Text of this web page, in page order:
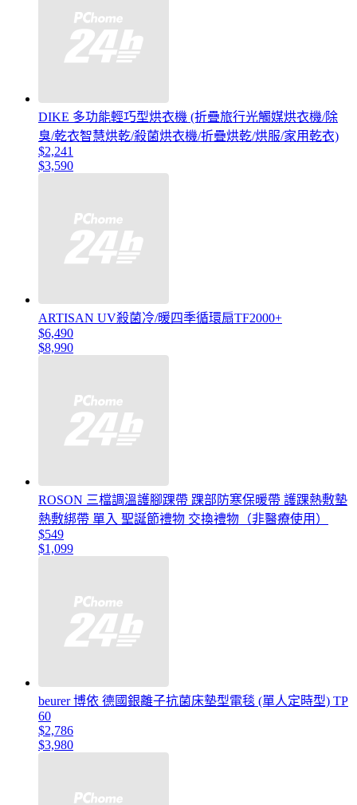
DIKE 多功能輕巧型烘衣機 (折疊旅行光觸媒烘衣機/除
臭/乾衣智慧烘乾/殺菌烘衣機/折疊烘乾/烘服/家用乾衣)
$2,241
$3,590
ARTISAN UV殺菌冷/暖四季循環扇TF2000+
$6,490
$8,990
ROSON 三檔調溫護腳踝帶 踝部防寒保暖帶 護踝熱敷墊
熱敷綁帶 單入 聖誕節禮物 交換禮物（非醫療使用）
$549
$1,099
beurer 博依 德國銀離子抗菌床墊型電毯 (單人定時型) TP
60
$2,786
$3,980